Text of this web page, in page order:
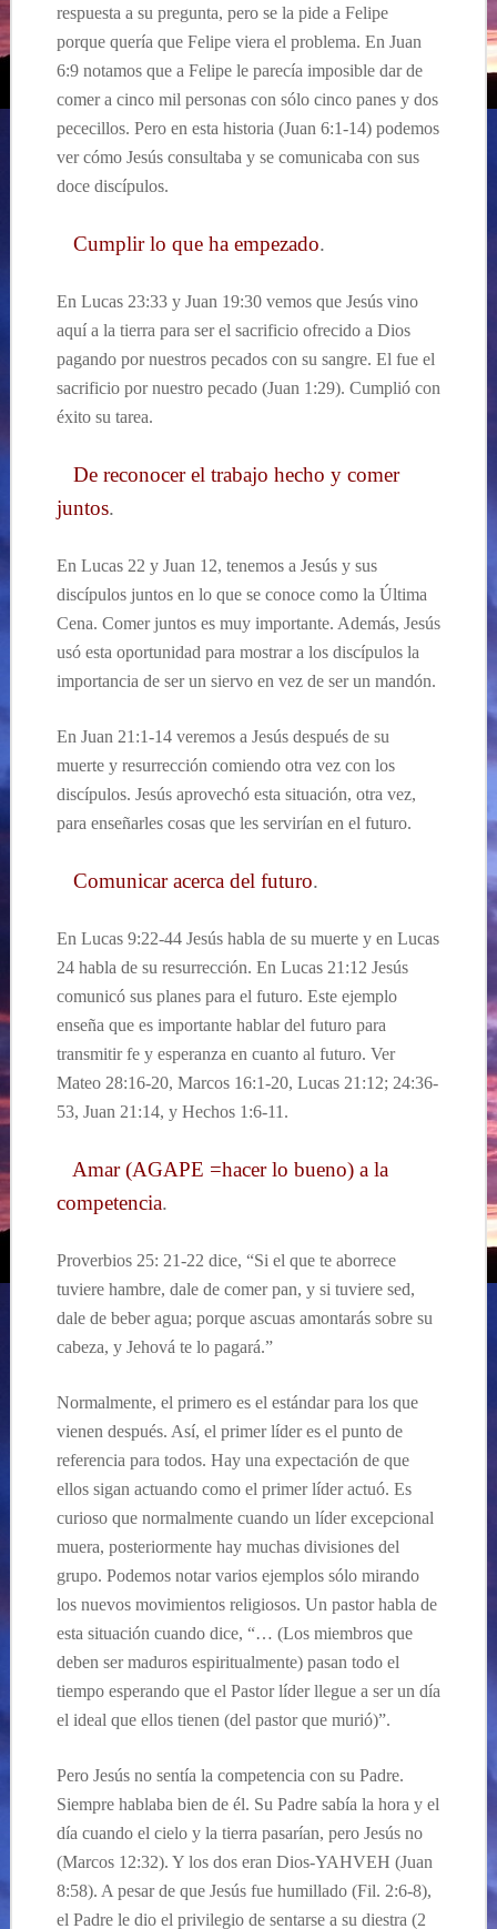
respuesta a su pregunta, pero se la pide a Felipe
porque quería que Felipe viera el problema. En Juan
6:9 notamos que a Felipe le parecía imposible dar de
comer a cinco mil personas con sólo cinco panes y dos
pececillos. Pero en esta historia (Juan 6:1-14) podemos
ver cómo Jesús consultaba y se comunicaba con sus
doce discípulos.
Cumplir lo que ha empezado.
En Lucas 23:33 y Juan 19:30 vemos que Jesús vino
aquí a la tierra para ser el sacrificio ofrecido a Dios
pagando por nuestros pecados con su sangre. El fue el
sacrificio por nuestro pecado (Juan 1:29). Cumplió con
éxito su tarea.
De reconocer el trabajo hecho y comer
juntos.
En Lucas 22 y Juan 12, tenemos a Jesús y sus
discípulos juntos en lo que se conoce como la Última
Cena. Comer juntos es muy importante. Además, Jesús
usó esta oportunidad para mostrar a los discípulos la
importancia de ser un siervo en vez de ser un mandón.
En Juan 21:1-14 veremos a Jesús después de su
muerte y resurrección comiendo otra vez con los
discípulos. Jesús aprovechó esta situación, otra vez,
para enseñarles cosas que les servirían en el futuro.
Comunicar acerca del futuro.
En Lucas 9:22-44 Jesús habla de su muerte y en Lucas
24 habla de su resurrección. En Lucas 21:12 Jesús
comunicó sus planes para el futuro. Este ejemplo
enseña que es importante hablar del futuro para
transmitir fe y esperanza en cuanto al futuro. Ver
Mateo 28:16-20, Marcos 16:1-20, Lucas 21:12; 24:36-
53, Juan 21:14, y Hechos 1:6-11.
Amar (AGAPE =hacer lo bueno) a la
competencia.
Proverbios 25: 21-22 dice, “Si el que te aborrece
tuviere hambre, dale de comer pan, y si tuviere sed,
dale de beber agua; porque ascuas amontarás sobre su
cabeza, y Jehová te lo pagará.”
Normalmente, el primero es el estándar para los que
vienen después. Así, el primer líder es el punto de
referencia para todos. Hay una expectación de que
ellos sigan actuando como el primer líder actuó. Es
curioso que normalmente cuando un líder excepcional
muera, posteriormente hay muchas divisiones del
grupo. Podemos notar varios ejemplos sólo mirando
los nuevos movimientos religiosos. Un pastor habla de
esta situación cuando dice, “… (Los miembros que
deben ser maduros espiritualmente) pasan todo el
tiempo esperando que el Pastor líder llegue a ser un día
el ideal que ellos tienen (del pastor que murió)”.
Pero Jesús no sentía la competencia con su Padre.
Siempre hablaba bien de él. Su Padre sabía la hora y el
día cuando el cielo y la tierra pasarían, pero Jesús no
(Marcos 12:32). Y los dos eran Dios-YAHVEH (Juan
8:58). A pesar de que Jesús fue humillado (Fil. 2:6-8),
el Padre le dio el privilegio de sentarse a su diestra (2